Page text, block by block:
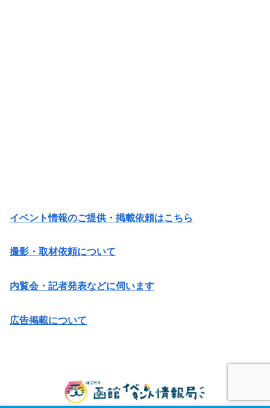
イベント情報のご提供・掲載依頼はこちら
撮影・取材依頼について
内覧会・記者発表などに伺います
広告掲載について